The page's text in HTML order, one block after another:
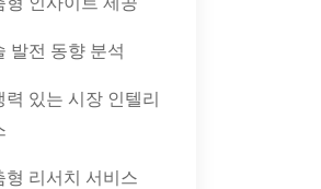
발전 동향 분석
력 있는 시장 인텔리
형 리서치 서비스